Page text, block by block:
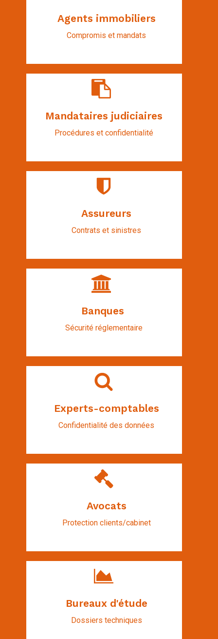
Agents immobiliers
Compromis et mandats
Mandataires judiciaires
Procédures et confidentialité
Assureurs
Contrats et sinistres
Banques
Sécurité réglementaire
Experts-comptables
Confidentialité des données
Avocats
Protection clients/cabinet
Bureaux d'étude
Dossiers techniques